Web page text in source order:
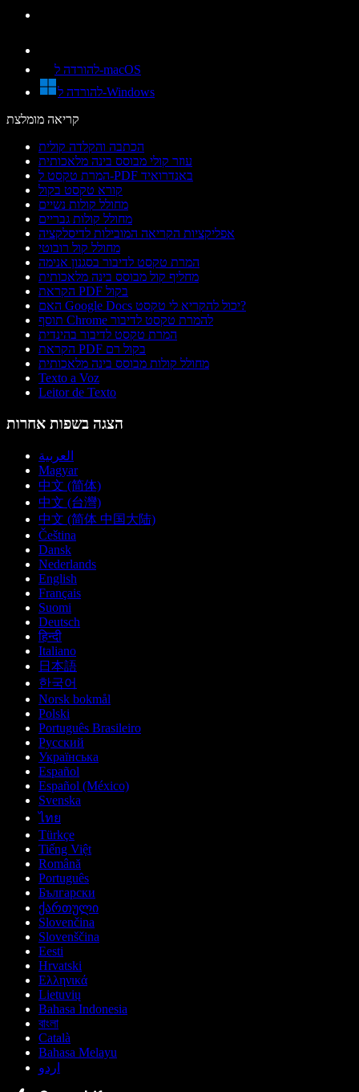
להורדה ל-macOS
להורדה ל-Windows
קריאה מומלצת
הכתבה והקלדה קולית
עוזר קולי מבוסס בינה מלאכותית
המרת טקסט ל-PDF באנדרואיד
קורא טקסט בקול
מחולל קולות נשיים
מחולל קולות גבריים
אפליקציות הקריאה המובילות לדיסלקציה
מחולל קול רובוטי
המרת טקסט לדיבור בסגנון אנימה
מחליף קול מבוסס בינה מלאכותית
הקראת PDF בקול
האם Google Docs יכול להקריא לי טקסט?
תוסף Chrome להמרת טקסט לדיבור
המרת טקסט לדיבור בהינדית
הקראת PDF בקול רם
מחולל קולות מבוסס בינה מלאכותית
Texto a Voz
Leitor de Texto
הצגה בשפות אחרות
العربية
Magyar
中文 (简体)
中文 (台灣)
中文 (简体 中国大陆)
Čeština
Dansk
Nederlands
English
Français
Suomi
Deutsch
हिन्दी
Italiano
日本語
한국어
Norsk bokmål
Polski
Português Brasileiro
Русский
Українська
Español
Español (México)
Svenska
ไทย
Türkçe
Tiếng Việt
Română
Português
Български
ქართული
Slovenčina
Slovenščina
Eesti
Hrvatski
Ελληνικά
Lietuvių
Bahasa Indonesia
বাংলা
Català
Bahasa Melayu
اردو